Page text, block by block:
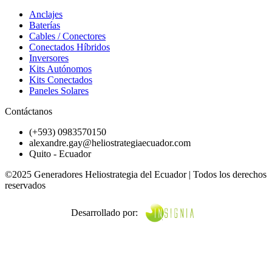
Anclajes
Baterías
Cables / Conectores
Conectados Híbridos
Inversores
Kits Autónomos
Kits Conectados
Paneles Solares
Contáctanos
(+593) 0983570150
alexandre.gay@heliostrategiaecuador.com
Quito - Ecuador
©2025 Generadores Heliostrategia del Ecuador | Todos los derechos
reservados
Desarrollado por: